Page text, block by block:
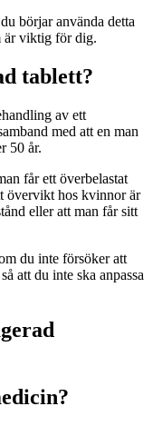
börjar använda detta
är viktig för dig.
tablett?
av ett
med att en man
50 år.
får ett överbelastat
övervikt hos kvinnor är
eller att man får sitt
du inte försöker att
att du inte ska anpassa